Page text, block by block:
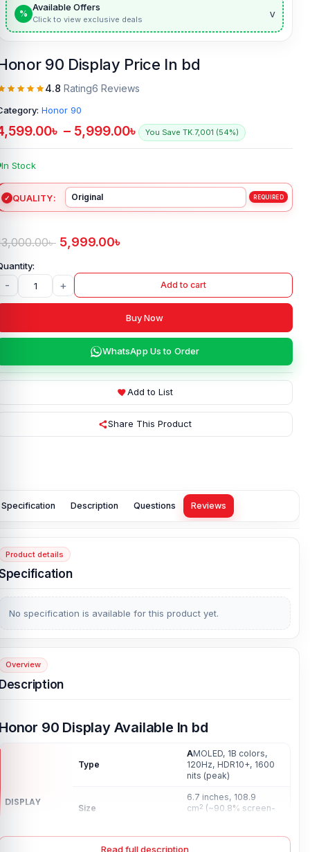
%
Available Offers
Click to view exclusive deals v
90 Display Price In bd
4.8 Rating6 Reviews
Honor 90
৳ – 5,999.00৳ You Save TK.7,001 (54%)
In Stock
QUALITY
৳ 5,999.00৳
- + Add to cart
Buy Now
WhatsApp Us to Order
Add to List
Share This Product
Specification Description Questions Reviews
Product details
No specification is available for this product yet.
Overview
90 Display Available In bd
DISPLAY
Type
AMOLED, 1B colors,
120Hz, HDR10+, 1600
nits (peak)
Size
6.7 inches, 108.9
cm2 (~90.8% screen-
Resolution
1200 x 2664 pixels
Read full description